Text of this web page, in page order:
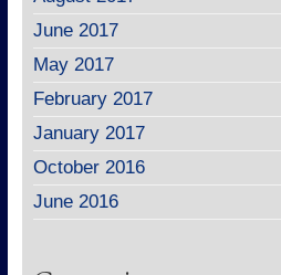
June 2017
May 2017
February 2017
January 2017
October 2016
June 2016